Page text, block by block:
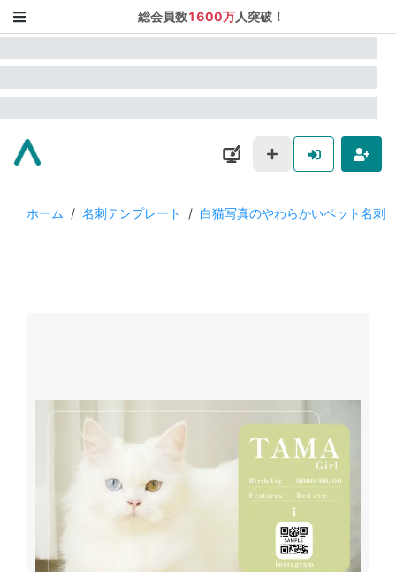
総会員数1600万人突破！
ホーム / 名刺テンプレート / 白猫写真のやわらかいペット名刺